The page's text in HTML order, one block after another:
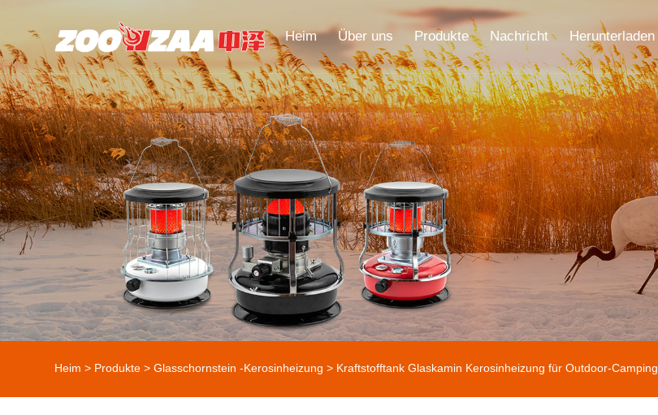
Heim Über uns Produkte Nachricht Herunterladen
Heim > Produkte >Glasschornstein -Kerosinheizung > Kraftstofftank Glaskamin Kerosinheizung für Outdoor-Camping